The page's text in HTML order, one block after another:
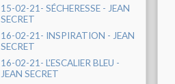
15-02-21- SÉCHERESSE - JEAN
SECRET
16-02-21- INSPIRATION - JEAN
SECRET
16-02-21- L'ESCALIER BLEU -
JEAN SECRET